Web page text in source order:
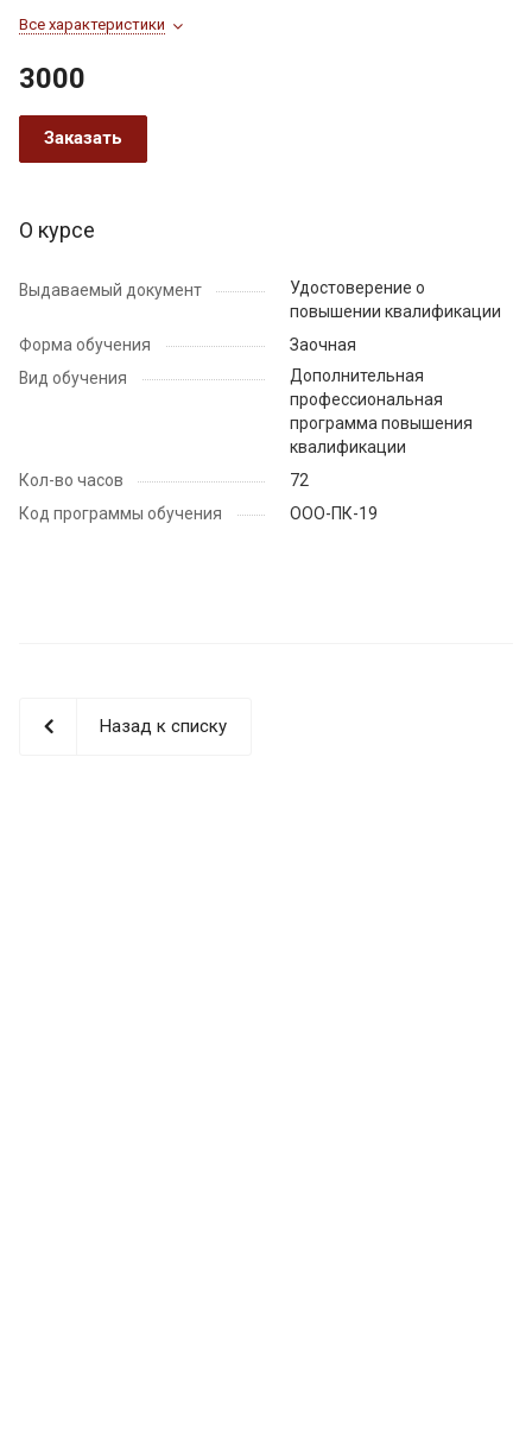
Все характеристики
3000
Заказать
О курсе
Выдаваемый документ
Удостоверение о
повышении квалификации
Форма обучения
Заочная
Вид обучения
Дополнительная
профессиональная
программа повышения
квалификации
Кол-во часов
72
Код программы обучения
ООО-ПК-19
Назад к списку